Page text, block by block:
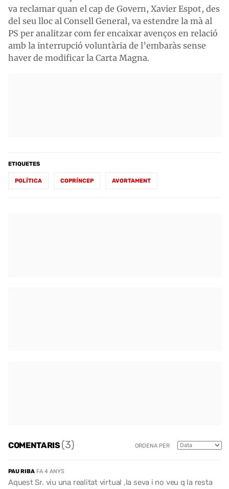
va reclamar quan el cap de Govern, Xavier Espot, des
del seu lloc al Consell General, va estendre la mà al
PS per analitzar com fer encaixar avenços en relació
amb la interrupció voluntària de l’embaràs sense
haver de modificar la Carta Magna.
ETIQUETES
POLÍTICA COPRÍNCEP AVORTAMENT
COMENTARIS(3) ORDENA PER
PAU RIBA FA 4 ANYS
Aquest Sr. viu una realitat virtual ,la seva i no veu q la resta